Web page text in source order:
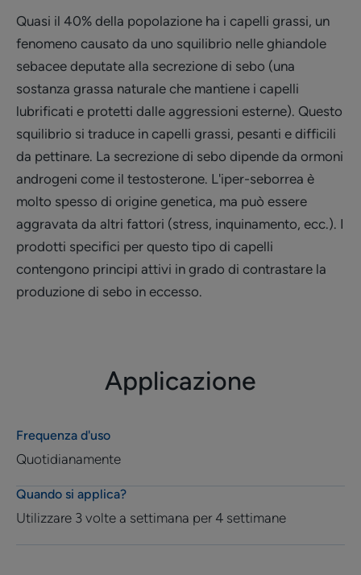
Quasi il 40% della popolazione ha i capelli grassi, un
fenomeno causato da uno squilibrio nelle ghiandole
sebacee deputate alla secrezione di sebo (una
sostanza grassa naturale che mantiene i capelli
lubrificati e protetti dalle aggressioni esterne). Questo
squilibrio si traduce in capelli grassi, pesanti e difficili
da pettinare. La secrezione di sebo dipende da ormoni
androgeni come il testosterone. L'iper-seborrea è
molto spesso di origine genetica, ma può essere
aggravata da altri fattori (stress, inquinamento, ecc.). I
prodotti specifici per questo tipo di capelli
contengono principi attivi in grado di contrastare la
produzione di sebo in eccesso.
Applicazione
Frequenza d'uso
Quotidianamente
Quando si applica?
Utilizzare 3 volte a settimana per 4 settimane